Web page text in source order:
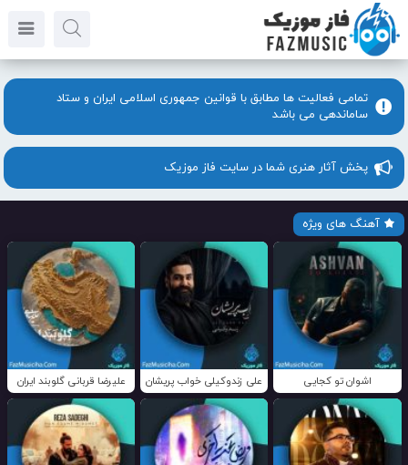
تمامی فعالیت ها مطابق با قوانین جمهوری اسلامی ایران و ستاد
ساماندهی می باشد
پخش آثار هنری شما در سایت فاز موزیک
آهنگ های ویژه
اشوان تو کجایی علی زندوکیلی خواب پریشان علیرضا قربانی گلوبند ایران